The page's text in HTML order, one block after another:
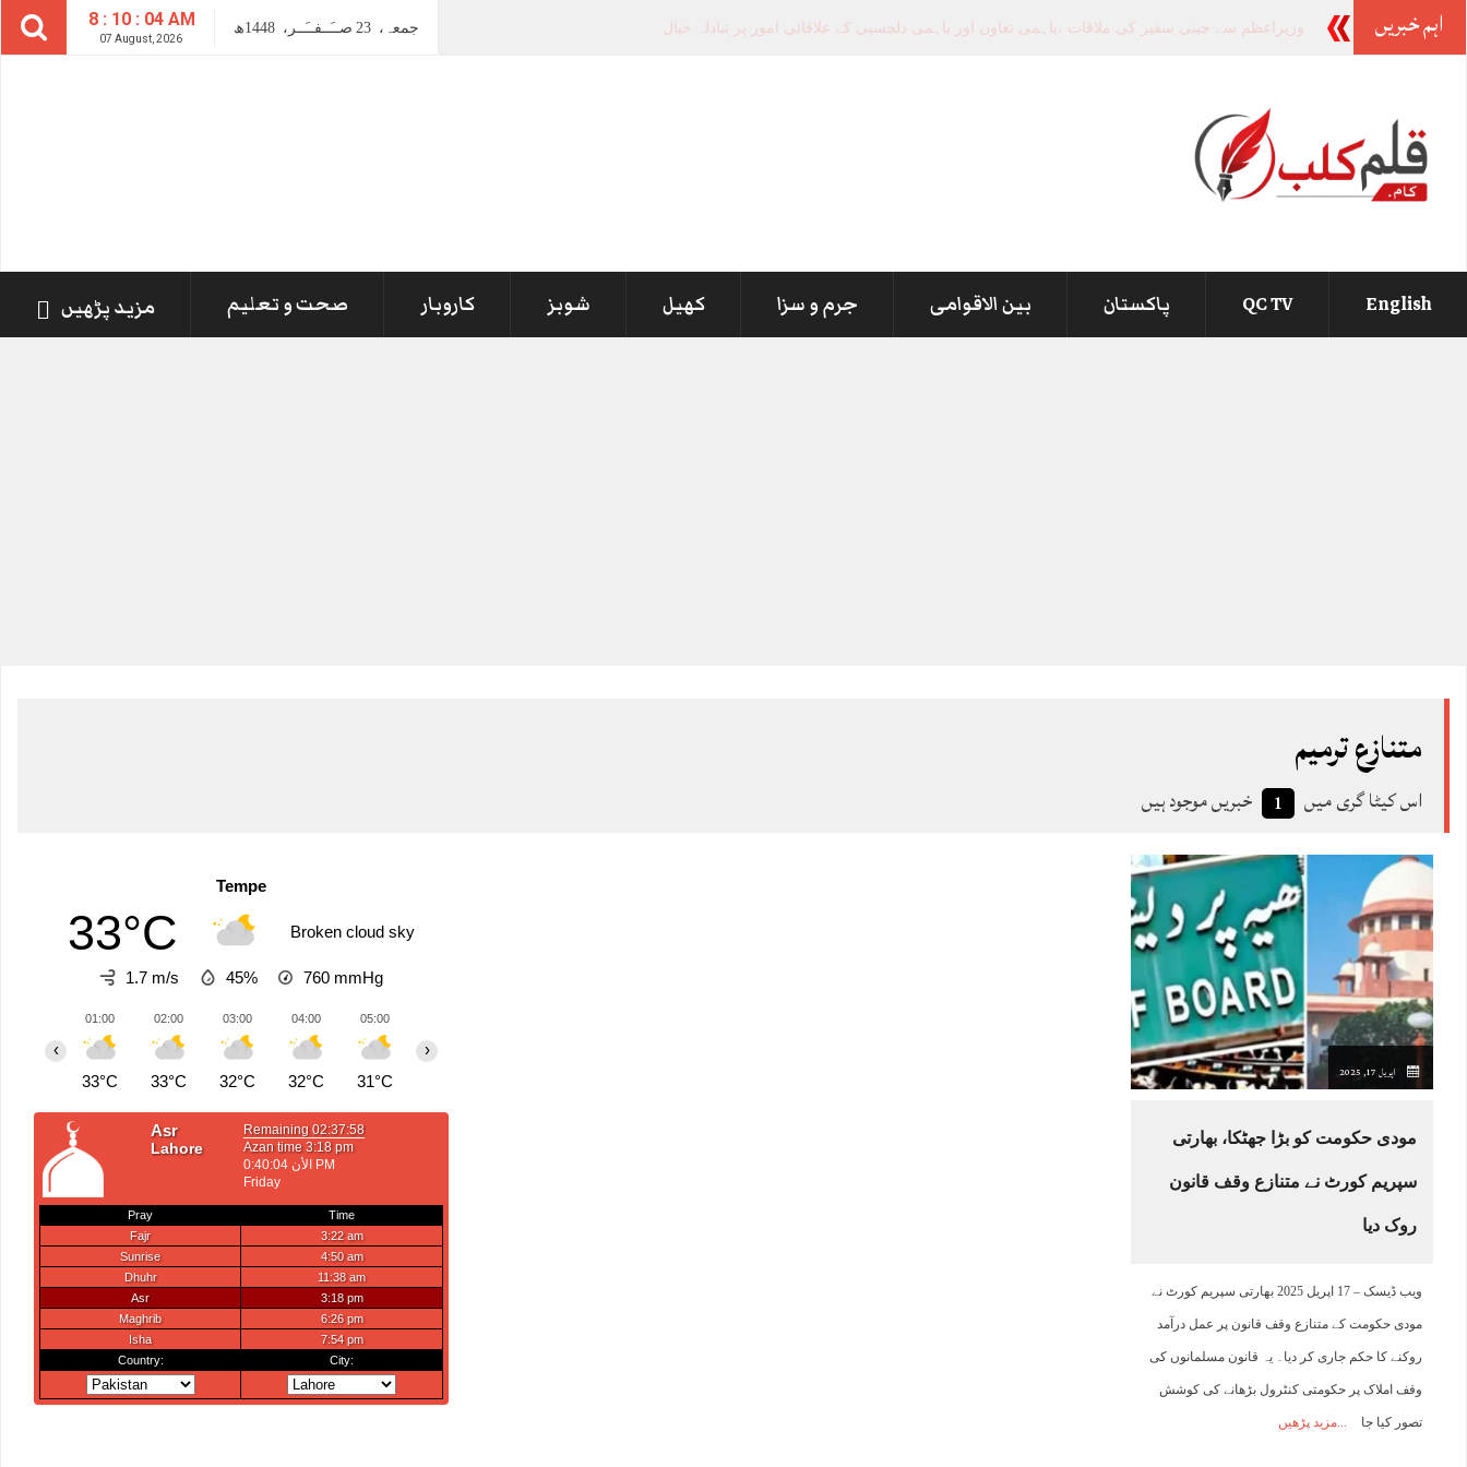
8 : 10 : 05 AM
07 August, 2026
جمعہ، 23 صــَــفــَــر، 1448ھ اہم خبریں
English
QC TV پاکستان بین الاقوامی جرم و سزا کھیل شوبز کاروبار صحت و تعلیم مزید پڑھیں
متنازع ترمیم
اس کیٹا گری میں 1 خبریں موجود ہیں
Tempe
33°C Broken cloud sky
1.7 m/s 45% 760 mmHg
01:00
33°C
02:00
33°C
03:00
32°C
04:00
32°C
05:00
31°C
16:00
43°C
17:00
43°C
18:00
42°C
19:00
42°C
20:00
41°C
‹
›
اپریل 17, 2025
مودی حکومت کو بڑا جھٹکا، بھارتی
سپریم کورٹ نے متنازع وقف قانون
روک دیا
ویب ڈیسک – 17 اپریل 2025 بھارتی سپریم کورٹ نے
مودی حکومت کے متنازع وقف قانون پر عمل درآمد
روکنے کا حکم جاری کر دیا۔ یہ قانون مسلمانوں کی
وقف املاک پر حکومتی کنٹرول بڑھانے کی کوشش
تصور کیا جا مزید پڑھیں